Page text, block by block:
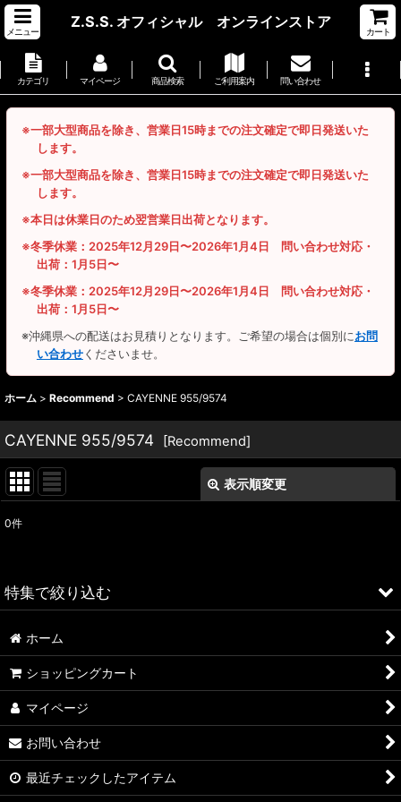
メニュー
Z.S.S. オフィシャル オンラインストア
カート
カテゴリ マイページ 商品検索 ご利用案内 問い合わせ
※一部大型商品を除き、営業日15時までの注文確定で即日発送いた
します。
※一部大型商品を除き、営業日15時までの注文確定で即日発送いた
します。
※本日は休業日のため翌営業日出荷となります。
※冬季休業：2025年12月29日〜2026年1月4日 問い合わせ対応・
出荷：1月5日〜
※冬季休業：2025年12月29日〜2026年1月4日 問い合わせ対応・
出荷：1月5日〜
※沖縄県への配送はお見積りとなります。ご希望の場合は個別にお問
い合わせくださいませ。
ホーム > Recommend > CAYENNE 955/9574
CAYENNE 955/9574 [Recommend]
表示順変更
並び順:
0件
特集で絞り込む
ALFA ROMEO > 156
ALFA ROMEO > 147
ALFA ROMEO > 159
A4
ホーム
ショッピングカート
マイページ
お問い合わせ
最近チェックしたアイテム